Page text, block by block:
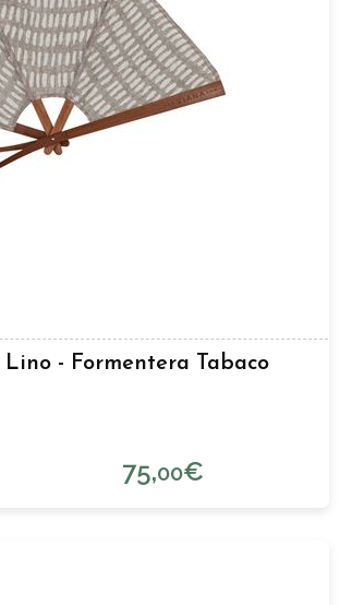
- Formentera Tabaco
75,00€